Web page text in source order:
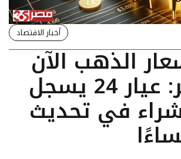
أخبار الاقتصاد
الذهب الآن
في مصر: عيار 24 يسجل
للشراء في تحديث